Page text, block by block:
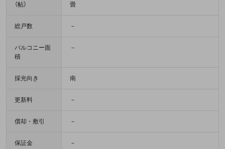
（帖）
畳
総戸数 －
バルコニー面
積
－
採光向き 南
更新料 －
償却・敷引 －
保証金 －